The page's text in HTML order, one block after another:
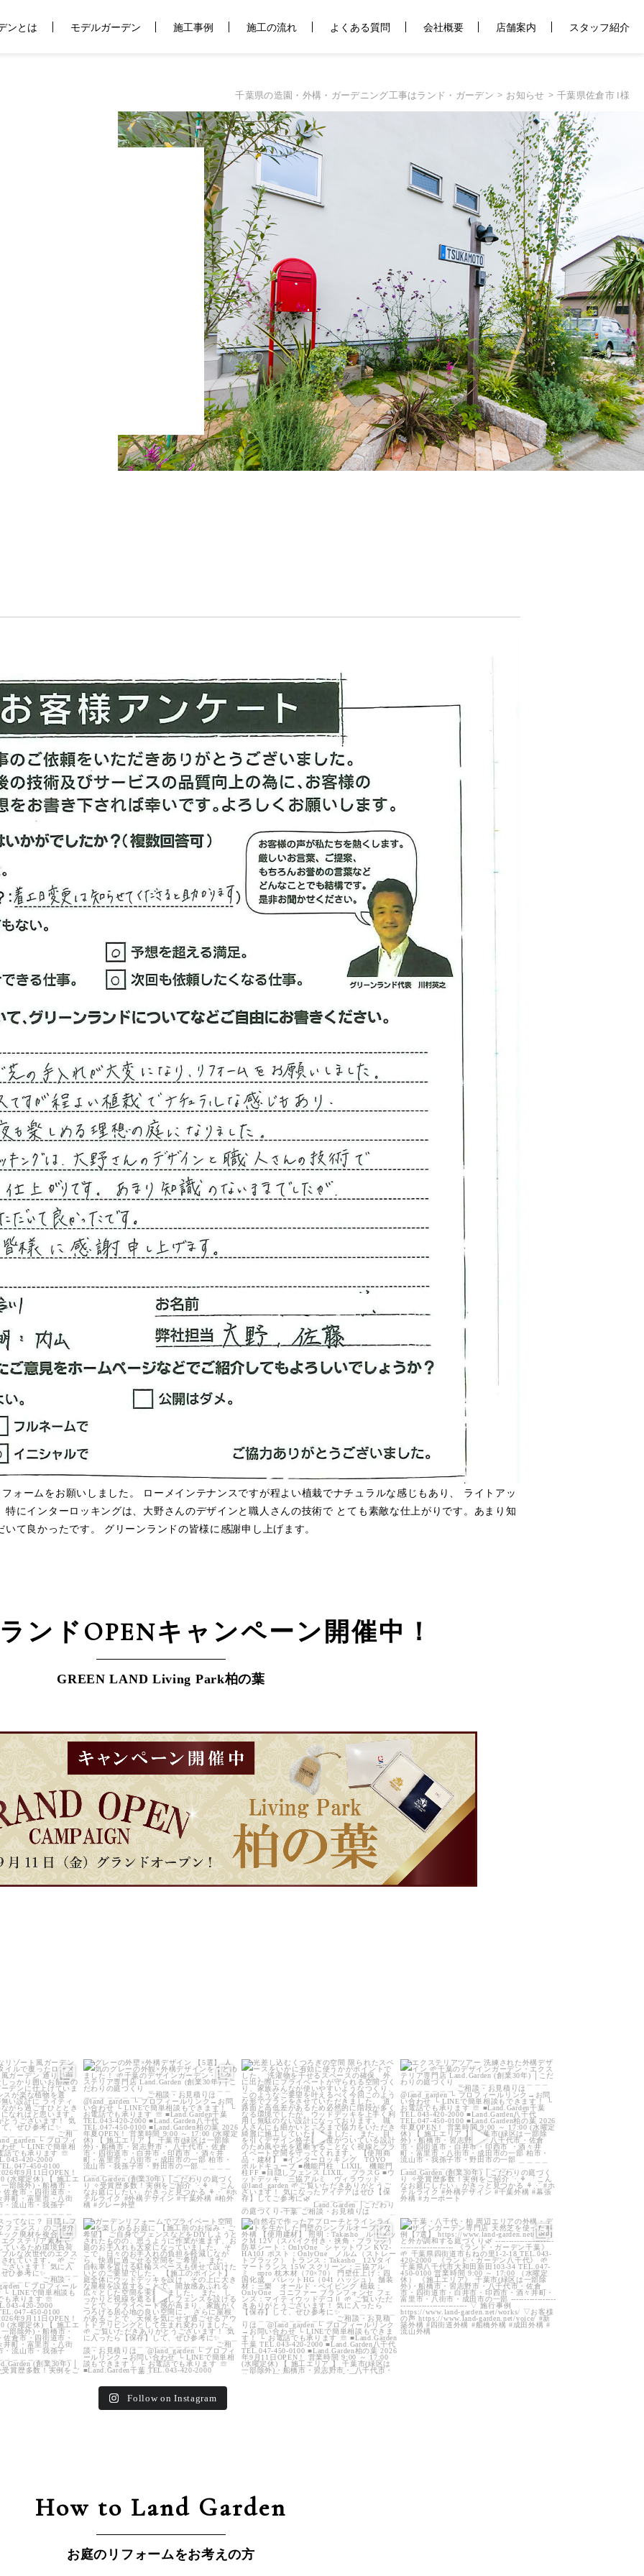
ンとは モデルガーデン 施工事例 施工の流れ よくある質問 会社概要 店舗案内 スタッフ紹介
千葉県の造園・外構・ガーデニング工事はランド・ガーデン お知らせ 千葉県佐倉市 I様
ォームをお願いしました。 ローメインテナンスですが程よい植栽でナチュラルな感じもあり、 ライトアッ
にインターロッキングは、大野さんのデザインと職人さんの技術で とても素敵な仕上がりです。あまり知
て良かったです。 グリーンランドの皆様に感謝申し上げます。
ンドOPENキャンペーン開催中！
GREEN LAND Living Park柏の葉
0
land_garden
21 0
land_garden
22 0
land_garden
22 0
0
land_garden
32 0
land_garden
24 0
land_garden
40 0
Follow on Instagram
How to Land Garden
お庭のリフォームをお考えの方